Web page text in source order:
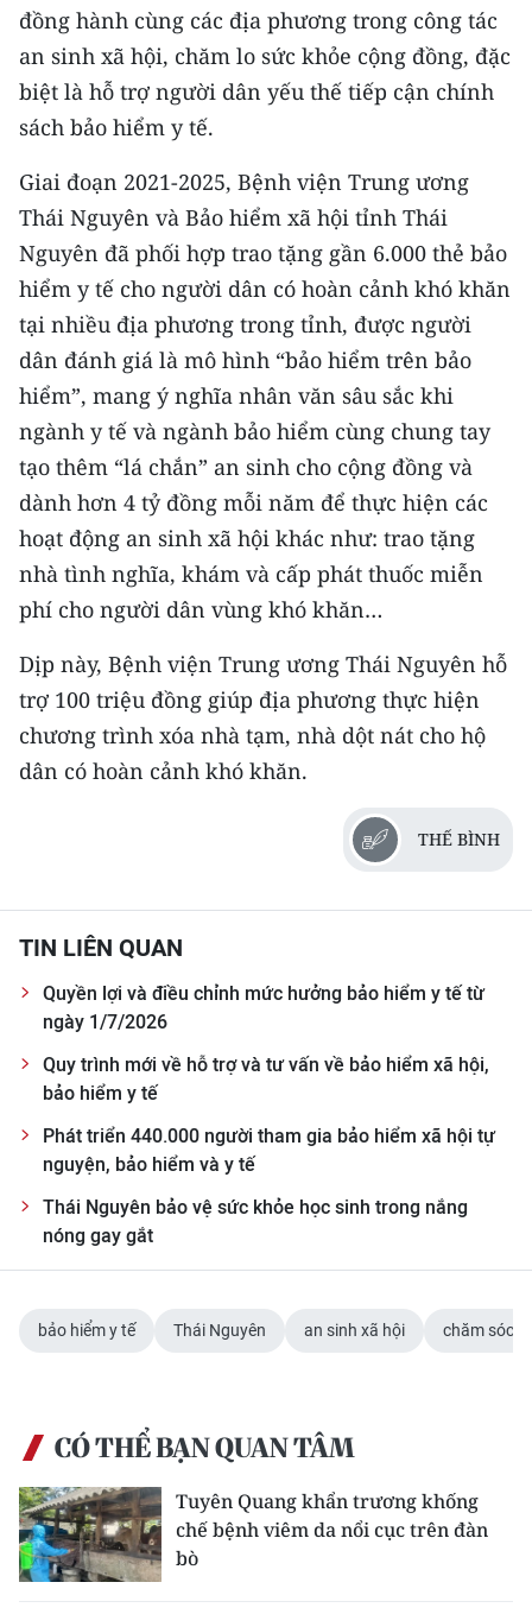
TIN MỚI
TIN ĐỊA PHƯƠNG
Đồng bằng sông Hồng
Bắc Trung Bộ
Duyên hải Nam Trung Bộ và Tây
Nguyên
Đông Nam Bộ
Đồng bằng sông Cửu Long
Chuyên trang Hà Nội
Chuyên trang TP. Hồ Chí Minh
CHUYÊN ĐỀ
CÁC CHUYÊN TRANG
VỀ BÁO NHÂN DÂN
NHÂN DÂN HẰNG THÁNG
MUA BÁO
ĐỌC BÁO IN
ENGLISH
中文
FRANÇAIS
РУССКИЙ
ESPAÑOL
đồng hành cùng các địa phương trong công tác
an sinh xã hội, chăm lo sức khỏe cộng đồng, đặc
biệt là hỗ trợ người dân yếu thế tiếp cận chính
sách bảo hiểm y tế.
Giai đoạn 2021-2025, Bệnh viện Trung ương
Thái Nguyên và Bảo hiểm xã hội tỉnh Thái
Nguyên đã phối hợp trao tặng gần 6.000 thẻ bảo
hiểm y tế cho người dân có hoàn cảnh khó khăn
tại nhiều địa phương trong tỉnh, được người
dân đánh giá là mô hình “bảo hiểm trên bảo
hiểm”, mang ý nghĩa nhân văn sâu sắc khi
ngành y tế và ngành bảo hiểm cùng chung tay
tạo thêm “lá chắn” an sinh cho cộng đồng và
dành hơn 4 tỷ đồng mỗi năm để thực hiện các
hoạt động an sinh xã hội khác như: trao tặng
nhà tình nghĩa, khám và cấp phát thuốc miễn
phí cho người dân vùng khó khăn…
Dịp này, Bệnh viện Trung ương Thái Nguyên hỗ
trợ 100 triệu đồng giúp địa phương thực hiện
chương trình xóa nhà tạm, nhà dột nát cho hộ
dân có hoàn cảnh khó khăn.
THẾ BÌNH
TIN LIÊN QUAN
Quyền lợi và điều chỉnh mức hưởng bảo hiểm y tế từ
ngày 1/7/2026
Quy trình mới về hỗ trợ và tư vấn về bảo hiểm xã hội,
bảo hiểm y tế
Phát triển 440.000 người tham gia bảo hiểm xã hội tự
nguyện, bảo hiểm và y tế
Thái Nguyên bảo vệ sức khỏe học sinh trong nắng
nóng gay gắt
bảo hiểm y tế Thái Nguyên an sinh xã hội chăm sóc
CÓ THỂ BẠN QUAN TÂM
Tuyên Quang khẩn trương khống
chế bệnh viêm da nổi cục trên đàn
bò